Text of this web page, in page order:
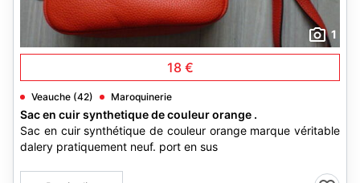
1
18 €
Veauche (42) Maroquinerie
Sac en cuir synthetique de couleur orange .
Sac en cuir synthétique de couleur orange marque véritable
dalery pratiquement neuf. port en sus